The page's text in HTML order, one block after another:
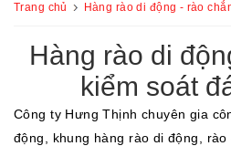
Trang chủ Hàng rào di động - rào
Hàng rào di
kiểm soát
Công ty Hưng Thịnh chuyên gia
động, khung hàng rào di động, rào